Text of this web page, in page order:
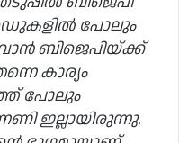
പോലും
ബിജെപിയ്ക്ക്
കാര്യം
പോലും
ഇല്ലായിരുന്നു.